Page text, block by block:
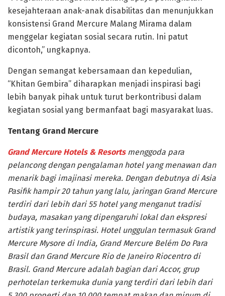
kesejahteraan anak-anak disabilitas dan menunjukkan
konsistensi Grand Mercure Malang Mirama dalam
menggelar kegiatan sosial secara rutin. Ini patut
dicontoh,” ungkapnya.
Dengan semangat kebersamaan dan kepedulian,
“Khitan Gembira” diharapkan menjadi inspirasi bagi
lebih banyak pihak untuk turut berkontribusi dalam
kegiatan sosial yang bermanfaat bagi masyarakat luas.
Tentang Grand Mercure
Grand Mercure Hotels & Resorts menggoda para
pelancong dengan pengalaman hotel yang menawan dan
menarik bagi imajinasi mereka. Dengan debutnya di Asia
Pasifik hampir 20 tahun yang lalu, jaringan Grand Mercure
terdiri dari lebih dari 55 hotel yang menganut tradisi
budaya, masakan yang dipengaruhi lokal dan ekspresi
artistik yang terinspirasi. Hotel unggulan termasuk Grand
Mercure Mysore di India, Grand Mercure Belém Do Para
Brasil dan Grand Mercure Rio de Janeiro Riocentro di
Brasil. Grand Mercure adalah bagian dari Accor, grup
perhotelan terkemuka dunia yang terdiri dari lebih dari